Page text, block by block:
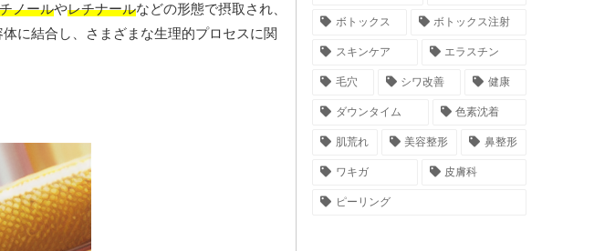
ノールやレチナールなどの形態で摂取され、
に結合し、さまざまな生理的プロセスに関
ボトックス ボトックス注射
スキンケア エラスチン
毛穴 シワ改善 健康
ダウンタイム 色素沈着
肌荒れ 美容整形 鼻整形
ワキガ 皮膚科
ピーリング